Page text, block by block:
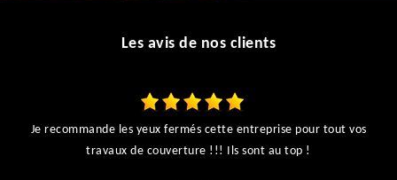
Les avis de nos clients
Je recommande les yeux fermés cette entreprise pour tout vos
travaux de couverture !!! Ils sont au top !